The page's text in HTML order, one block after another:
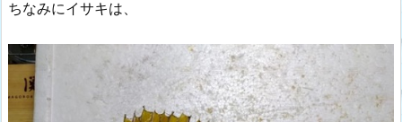
ちなみにイサキは、